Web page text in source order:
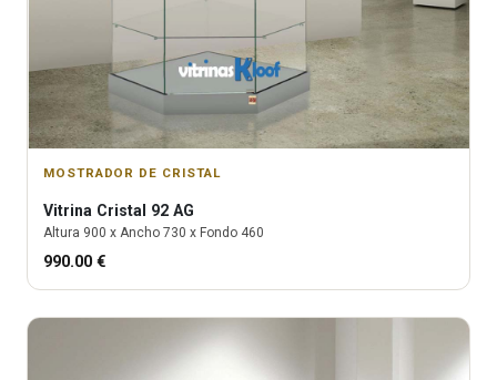
MOSTRADOR DE CRISTAL
Vitrina Cristal 92 AG
Altura 900 x Ancho 730 x Fondo 460
990.00 €